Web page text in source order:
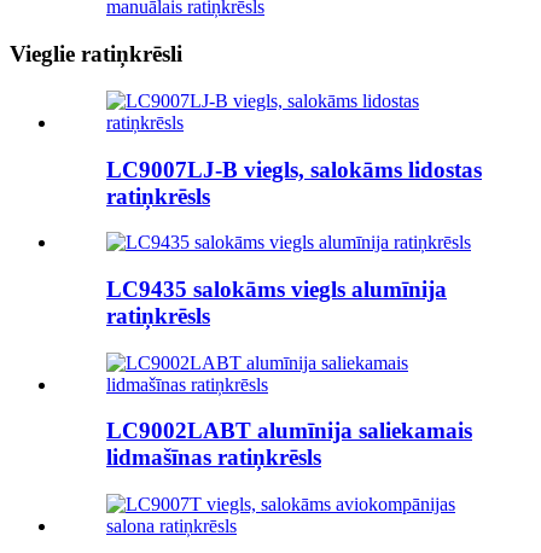
manuālais ratiņkrēsls
Vieglie ratiņkrēsli
LC9007LJ-B viegls, salokāms lidostas
ratiņkrēsls
LC9435 salokāms viegls alumīnija
ratiņkrēsls
LC9002LABT alumīnija saliekamais
lidmašīnas ratiņkrēsls